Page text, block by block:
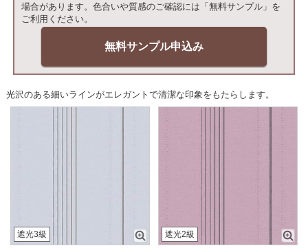
場合があります。色合いや質感のご確認には「無料サンプル」を
ご利用ください。
無料サンプル申込み
光沢のある細いラインがエレガントで清潔な印象をもたらします。
遮光3級 遮光2級